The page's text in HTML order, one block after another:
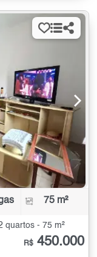
75 m²
quartos - 75 m²
R$ 450.000